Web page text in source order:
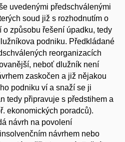
uvedenými předschválenými
soud již s rozhodnutím o
způsobu řešení úpadku, tedy
podniku. Předkládané
reorganizacích
neboť dlužník není
zaskočen a již nějakou
podniku ví a snaží se ji
tedy připravuje s předstihem a
ekonomických poradců).
návrh na povolení
návrhem nebo